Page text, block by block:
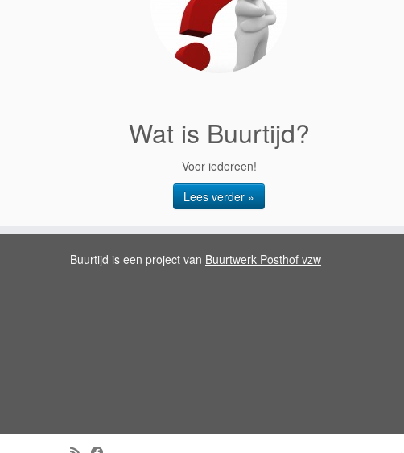
Wat is Buurtijd?
Voor iedereen!
Lees verder »
Buurtijd is een project van Buurtwerk Posthof vzw